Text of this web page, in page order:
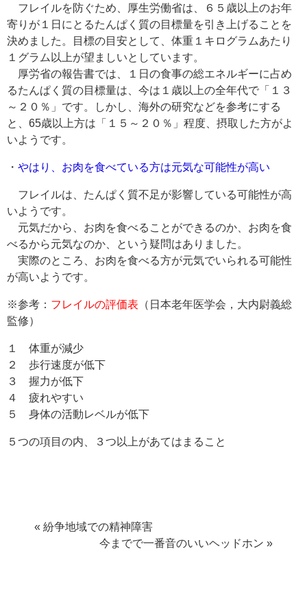
フレイルを防ぐため、厚生労働省は、６５歳以上のお年
寄りが１日にとるたんぱく質の目標量を引き上げることを
決めました。目標の目安として、体重１キログラムあたり
１グラム以上が望ましいとしています。
厚労省の報告書では、１日の食事の総エネルギーに占め
るたんぱく質の目標量は、今は１歳以上の全年代で「１３
～２０％」です。しかし、海外の研究などを参考にする
と、65歳以上方は「１５～２０％」程度、摂取した方がよ
いようです。
・ やはり、お肉を食べている方は元気な可能性が高い
フレイルは、たんぱく質不足が影響している可能性が高
いようです。
元気だから、お肉を食べることができるのか、お肉を食
べるから元気なのか、という疑問はありました。
実際のところ、お肉を食べる方が元気でいられる可能性
が高いようです。
※参考： フレイルの評価表 （日本老年医学会，大内尉義総
監修）
１ 体重が減少
２ 歩行速度が低下
３ 握力が低下
４ 疲れやすい
５ 身体の活動レベルが低下
５つの項目の内、３つ以上があてはまること
« 紛争地域での精神障害
今までで一番音のいいヘッドホン »